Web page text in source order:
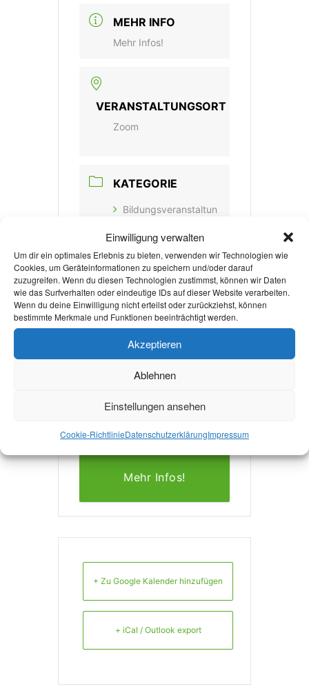
Einwilligung verwalten
Um dir ein optimales Erlebnis zu bieten, verwenden wir Technologien wie
Cookies, um Geräteinformationen zu speichern und/oder darauf
zuzugreifen. Wenn du diesen Technologien zustimmst, können wir Daten
wie das Surfverhalten oder eindeutige IDs auf dieser Website verarbeiten.
Wenn du deine Einwilligung nicht erteilst oder zurückziehst, können
bestimmte Merkmale und Funktionen beeinträchtigt werden.
Akzeptieren
Ablehnen
Einstellungen ansehen
Cookie-RichtlinieDatenschutzerklärungImpressum
MEHR INFO
Mehr Infos!
VERANSTALTUNGSORT
Zoom
KATEGORIE
Bildungsveranstaltun
g
VERANSTALTER
CAREER CENTER RWTH
AACHEN
http://www.rwth-
Mehr Infos!
+ Zu Google Kalender hinzufügen
+ iCal / Outlook export